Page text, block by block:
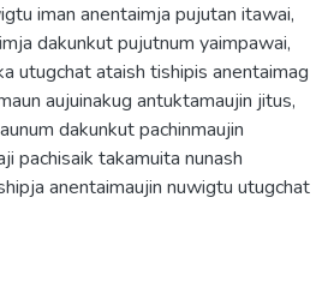
iman anentaimja pujutan itawai,
dakunkut pujutnum yaimpawai,
utugchat ataish tishipis anentaimag
aujuinakug antuktamaujin jitus,
dakunkut pachinmaujin
pachisaik takamuita nunash
anentaimaujin nuwigtu utugchat